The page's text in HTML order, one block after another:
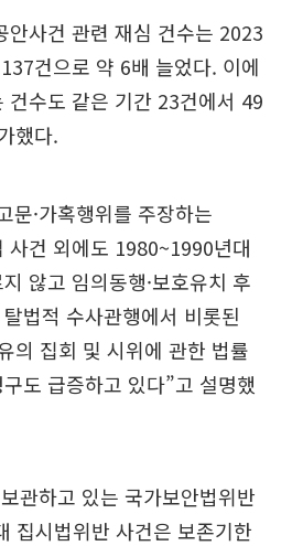
안사건 관련 재심 건수는 2023
건으로 약 6배 늘었다. 이에
건수도 같은 기간 23건에서 49
했다.
문·가혹행위를 주장하는
사건 외에도 1980~1990년대
않고 임의동행·보호유치 후
법적 수사관행에서 비롯된
의 집회 및 시위에 관한 법률
도 급증하고 있다”고 설명했
관하고 있는 국가보안법위반
집시법위반 사건은 보존기한